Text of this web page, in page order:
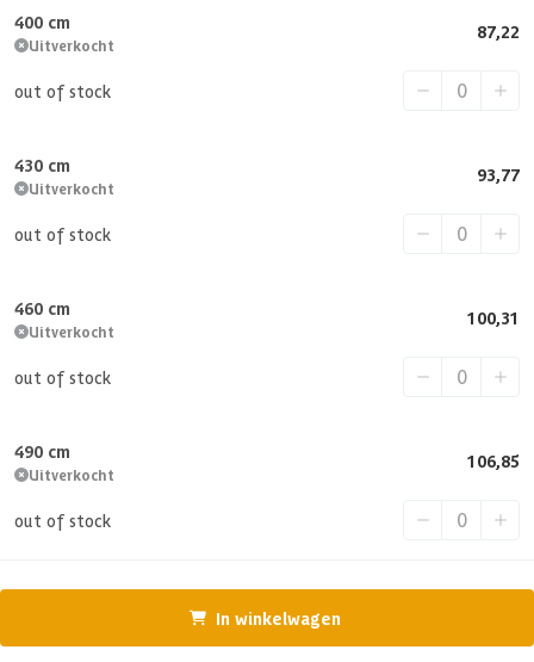
400 cm
Uitverkocht
out of stock
87,22
430 cm
Uitverkocht
out of stock
93,77
460 cm
Uitverkocht
out of stock
100,31
490 cm
Uitverkocht
out of stock
106,85
In winkelwagen